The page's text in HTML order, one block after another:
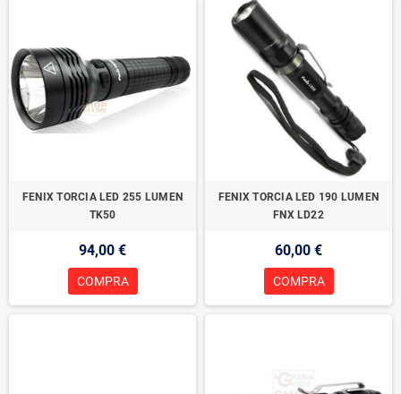
FENIX TORCIA LED 255 LUMEN
TK50
94,00 €
COMPRA
FENIX TORCIA LED 190 LUMEN
FNX LD22
60,00 €
COMPRA